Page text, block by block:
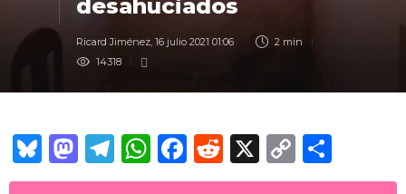
desahuciados
Ricard Jiménez, 16 julio 2021 01:06
2 min
14318
Bl
u
M
a
T
el
W
h
F
a
R
e
X
C
o o